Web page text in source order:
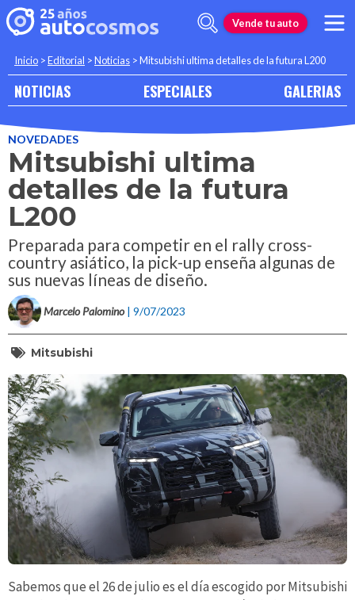
Vende tu auto
Inicio >Editorial >Noticias >Mitsubishi ultima detalles de la futura L200
NOTICIAS ESPECIALES GALERIAS
NOVEDADES
Mitsubishi ultima
detalles de la futura
L200
Preparada para competir en el rally cross-
country asiático, la pick-up enseña algunas de
sus nuevas líneas de diseño.
Marcelo Palomino | 9/07/2023
Mitsubishi
Sabemos que el 26 de julio es el día escogido por Mitsubishi